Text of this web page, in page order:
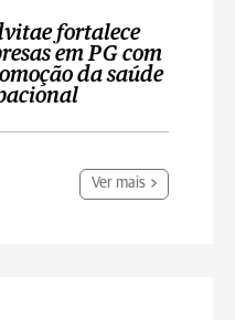
fortalece
em PG com
da saúde
Ver mais